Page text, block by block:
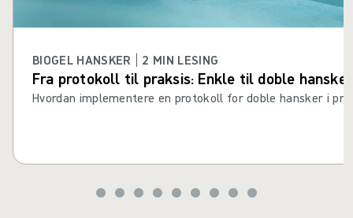
BIOGEL HANSKER | 2 MIN LESING
Fra protokoll til praksis: Enkle til doble hansker
Hvordan implementere en protokoll for doble hansker i